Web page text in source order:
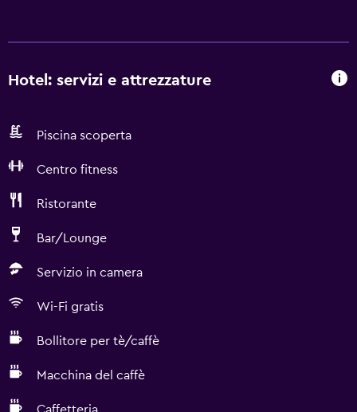
Hotel: servizi e attrezzature
Piscina scoperta
Centro fitness
Ristorante
Bar/Lounge
Servizio in camera
Wi-Fi gratis
Bollitore per tè/caffè
Macchina del caffè